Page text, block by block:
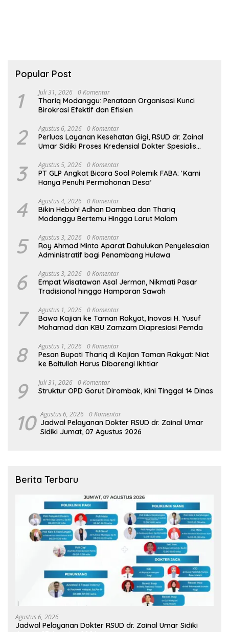
Popular Post
1 Juli 31, 2026 0 Komentar
Thariq Modanggu: Penataan Organisasi Kunci
Birokrasi Efektif dan Efisien
2 Agustus 6, 2026 0 Komentar
Perluas Layanan Kesehatan Gigi, RSUD dr. Zainal
Umar Sidiki Proses Kredensial Dokter Spesialis
3 Agustus 5, 2026 0 Komentar
PT GLP Angkat Bicara Soal Polemik FABA: ‘Kami
Hanya Penuhi Permohonan Desa’
4 Agustus 4, 2026 0 Komentar
Bikin Heboh! Adhan Dambea dan Thariq
Modanggu Bertemu Hingga Larut Malam
5 Agustus 3, 2026 0 Komentar
Roy Ahmad Minta Aparat Dahulukan Penyelesaian
Administratif bagi Penambang Hulawa
6 Agustus 3, 2026 0 Komentar
Empat Wisatawan Asal Jerman, Nikmati Pasar
Tradisional hingga Hamparan Sawah
7 Agustus 1, 2026 0 Komentar
Bawa Kajian ke Taman Rakyat, Inovasi H. Yusuf
Mohamad dan KBU Zamzam Diapresiasi Pemda
8 Agustus 1, 2026 0 Komentar
Pesan Bupati Thariq di Kajian Taman Rakyat: Niat
ke Baitullah Harus Dibarengi Ikhtiar
9 Juli 31, 2026 0 Komentar
Struktur OPD Gorut Dirombak, Kini Tinggal 14 Dinas
10 Agustus 6, 2026 0 Komentar
Jadwal Pelayanan Dokter RSUD dr. Zainal Umar
Sidiki Jumat, 07 Agustus 2026
Berita Terbaru
Agustus 6, 2026
Jadwal Pelayanan Dokter RSUD dr. Zainal Umar Sidiki